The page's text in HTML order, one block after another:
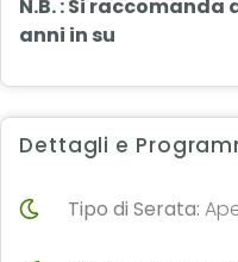
N.B. : Si
anni in su
Dettagli e
Tipo di Serata: